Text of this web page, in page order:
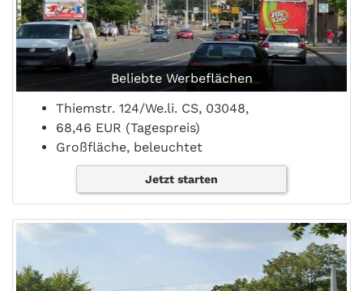
Beliebte Werbeflächen
Thiemstr. 124/We.li. CS, 03048,
68,46 EUR (Tagespreis)
Großfläche, beleuchtet
Jetzt starten